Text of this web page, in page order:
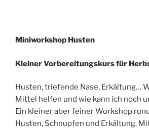
Miniworkshop Husten
Kleiner Vorbereitungskurs für
Husten, triefende Nase, Erkältung…
Mittel helfen und wie kann ich noch
Ein kleiner aber feiner Workshop
Husten, Schnupfen und Erkältung.